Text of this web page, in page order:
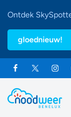
Ontdek
gloednieuw!